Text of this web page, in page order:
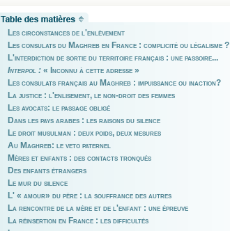
Les circonstances de l'enlèvement
Les consulats du Maghreb en France : complicité ou légalisme ?
L'interdiction de sortie du territoire français : une passoire...
Interpol : « Inconnu à cette adresse »
Les consulats français au Maghreb : impuissance ou inaction?
La justice : l'enlisement, le non-droit des femmes
Les avocats: le passage obligé
Dans les pays arabes : les raisons du silence
Le droit musulman : deux poids, deux mesures
Au Maghreb: le veto paternel
Mères et enfants : des contacts tronqués
Des enfants étrangers
Le mur du silence
L' « amour» du père : la souffrance des autres
La rencontre de la mère et de l'enfant : une épreuve
La réinsertion en France : les difficultés